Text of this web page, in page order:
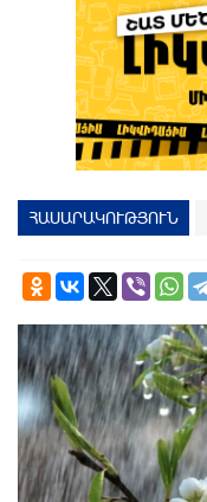
ՀԱՍԱՐԱԿՈՒԹՅՈՒՆ